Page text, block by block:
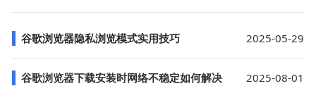
谷歌浏览器隐私浏览模式实用技巧 2025-05-29
谷歌浏览器下载安装时网络不稳定如何解决 2025-08-01